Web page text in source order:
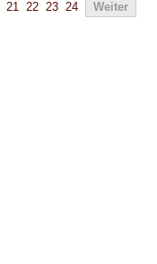
21 22 23 24 Weiter